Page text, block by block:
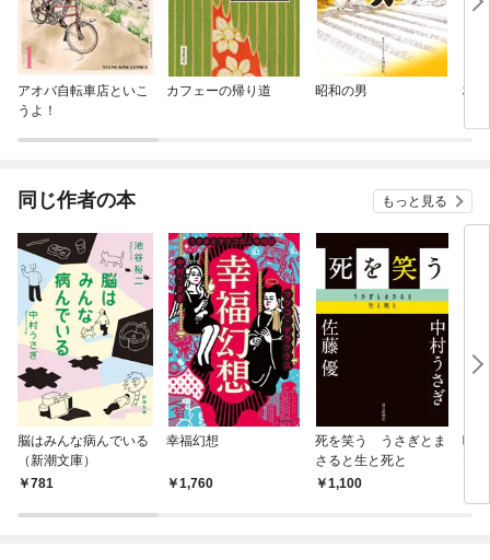
アオバ自転車店といこ
うよ！
カフェーの帰り道 昭和の男 杯
同じ作者の本 もっと見る
脳はみんな病んでいる
（新潮文庫）
781
幸福幻想
1,760
死を笑う うさぎとま
さると生と死と
1,100
喧